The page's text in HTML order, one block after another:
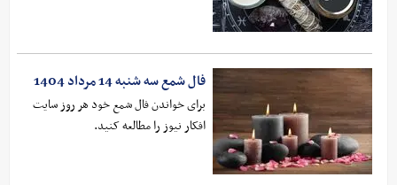
فال شمع سه شنبه 14 مرداد 1404
برای خواندن فال شمع خود هر روز سایت
افکار نیوز را مطالعه کنید.